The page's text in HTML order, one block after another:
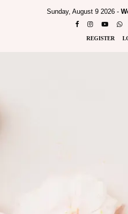
Sunday, August 9 2026 -
REGISTER